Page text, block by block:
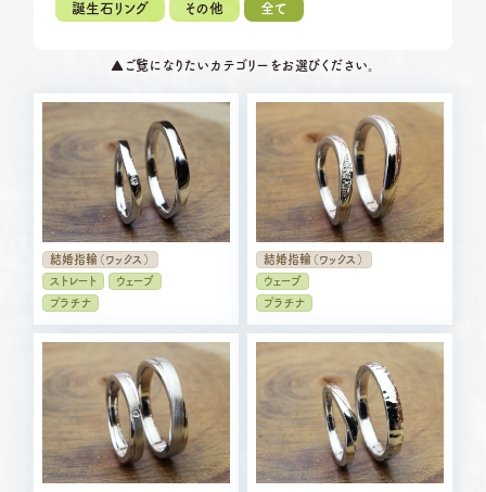
G.festaについて
デザイン事例
よくある質問
お店を探す
資料請求
ブログ・新着情報
▲ ご覧になりたいカテゴリーをお選びください。
誕生石リング その他 全て
結婚指輪（ワックス）
ストレート
ウェーブ
プラチナ
結婚指輪（ワックス）
ウェーブ
プラチナ
岡崎店 TEL.0564-74-8033
三重店 TEL.059-392-6577
営業時間 10:00〜18:30
定休日
火曜日・水曜日
※祝日の場合は営業
浜松店 TEL.053-455-2177
10:00〜18:30
火曜日・水曜日
※祝日の場合は営業